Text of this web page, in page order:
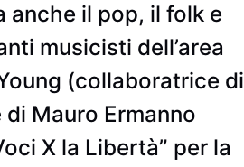
il pop, il folk e
musicisti dell’area
(collaboratrice di
Mauro Ermanno
X la Libertà” per la